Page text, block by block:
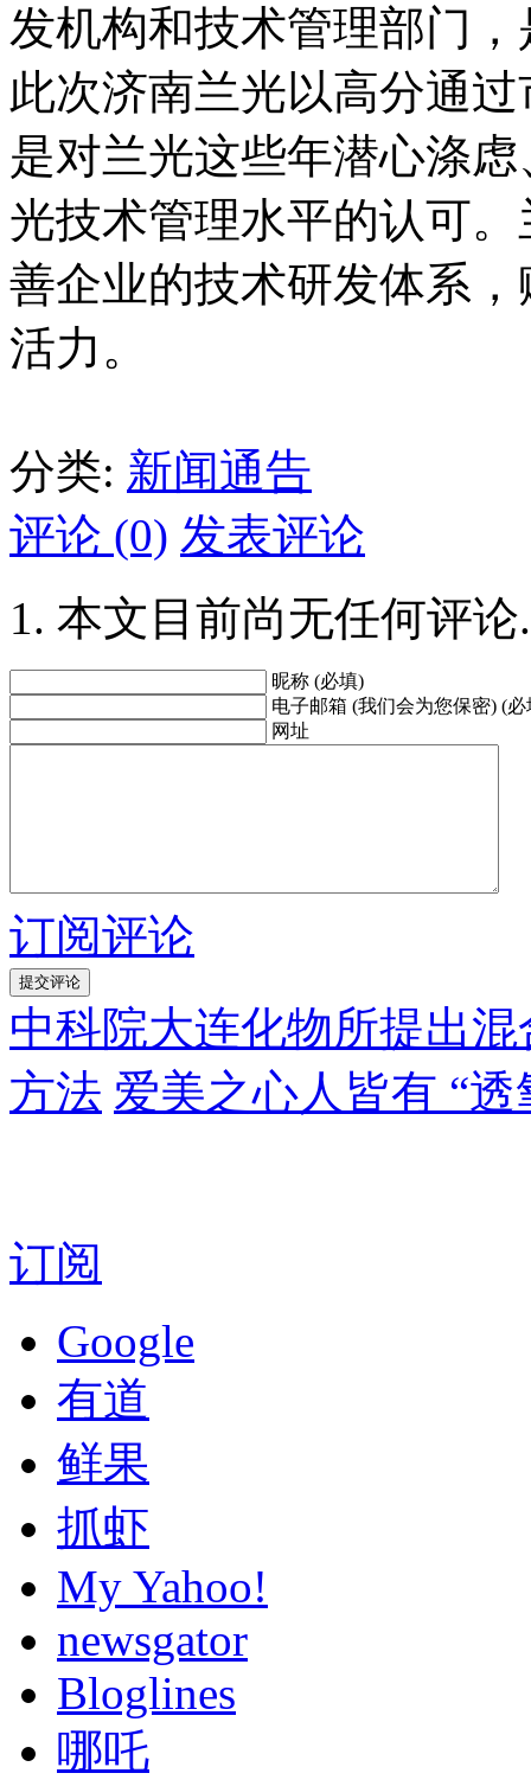
发机构和技术管理部门
此次济南兰光以高分通
是对兰光这些年潜心涤
光技术管理水平的认可
善企业的技术研发体系
活力。
分类: 新闻通告
评论 (0) 发表评论
本文目前尚无任何评论.
昵称 (必填)
电子邮箱 (我们会为您保密) (必
网址
订阅评论
中科院大连化物所提出
方法 爱美之心人皆有 “
订阅
Google
有道
鲜果
抓虾
My Yahoo!
newsgator
Bloglines
哪吒